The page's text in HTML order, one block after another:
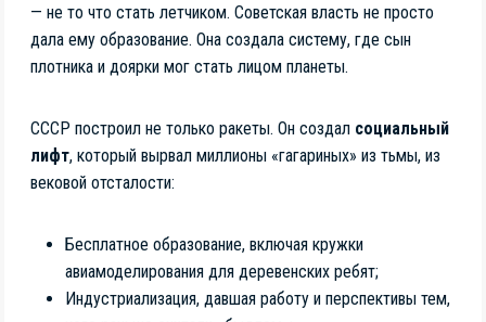
— не то что стать летчиком. Советская власть не просто
дала ему образование. Она создала систему, где сын
плотника и доярки мог стать лицом планеты.
СССР построил не только ракеты. Он создал социальный
лифт, который вырвал миллионы «гагариных» из тьмы, из
вековой отсталости:
Бесплатное образование, включая кружки
авиамоделирования для деревенских ребят;
Индустриализация, давшая работу и перспективы тем,